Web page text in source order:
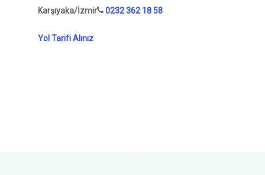
Karşıyaka/İzmir 0232 362 18 58
Yol Tarifi Alınız